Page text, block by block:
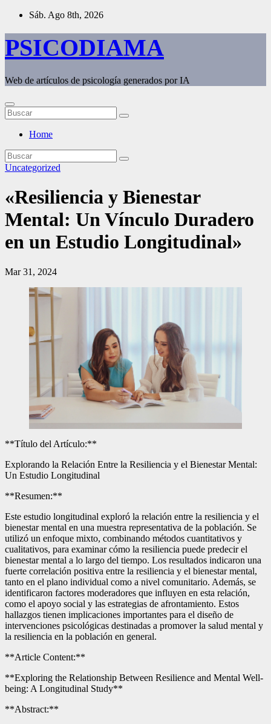
Saltar
contenido
Sáb. Ago 8th, 2026
PSICODIAMA
Web de artículos de psicología generados por IA
Home
Uncategorized
«Resiliencia y Bienestar
Mental: Un Vínculo Duradero
en un Estudio Longitudinal»
Mar 31, 2024
**Título del Artículo:**
Explorando la Relación Entre la Resiliencia y el Bienestar Mental:
Un Estudio Longitudinal
**Resumen:**
Este estudio longitudinal exploró la relación entre la resiliencia y el
bienestar mental en una muestra representativa de la población. Se
utilizó un enfoque mixto, combinando métodos cuantitativos y
cualitativos, para examinar cómo la resiliencia puede predecir el
bienestar mental a lo largo del tiempo. Los resultados indicaron una
fuerte correlación positiva entre la resiliencia y el bienestar mental,
tanto en el plano individual como a nivel comunitario. Además, se
identificaron factores moderadores que influyen en esta relación,
como el apoyo social y las estrategias de afrontamiento. Estos
hallazgos tienen implicaciones importantes para el diseño de
intervenciones psicológicas destinadas a promover la salud mental y
la resiliencia en la población en general.
**Article Content:**
**Exploring the Relationship Between Resilience and Mental Well-
being: A Longitudinal Study**
**Abstract:**